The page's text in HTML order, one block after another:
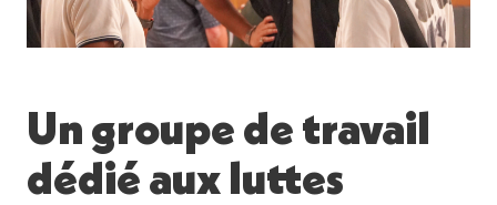
Un groupe de travail
dédié aux luttes